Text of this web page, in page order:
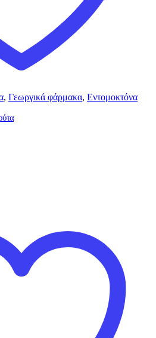
, Γεωργικά φάρμακα, Εντομοκτόνα